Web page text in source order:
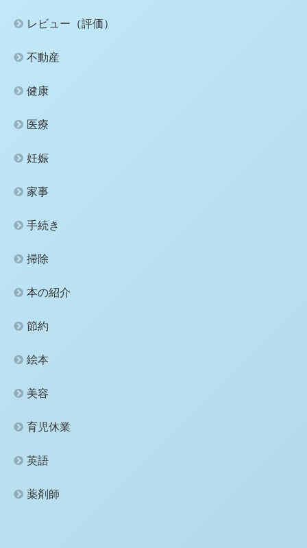
レビュー（評価）
不動産
健康
医療
妊娠
家事
手続き
掃除
本の紹介
節約
絵本
美容
育児休業
英語
薬剤師